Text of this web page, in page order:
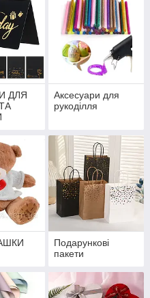
ДЛЯ
Аксесуари для
рукоділля
Подарункові
пакети